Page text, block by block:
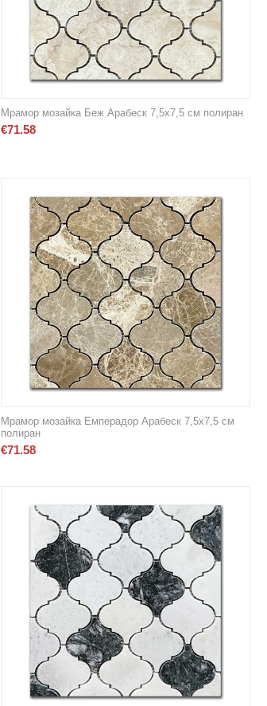
Мрамор мозайка Беж Арабеск 7,5х7,5 см полиран
€71.58
Мрамор мозайка Емперадор Арабеск 7,5х7,5 см
полиран
€71.58